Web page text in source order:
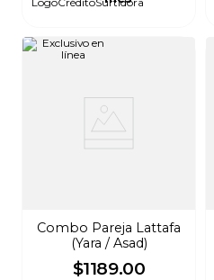
Combo Pareja Lattafa
(Yara / Asad)
$1189.00